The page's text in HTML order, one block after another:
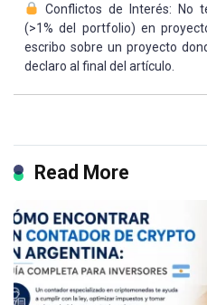
Conflictos de Interés: No
(>1% del portfolio) en
escribo sobre un proyecto
declaro al final del artículo.
Read More